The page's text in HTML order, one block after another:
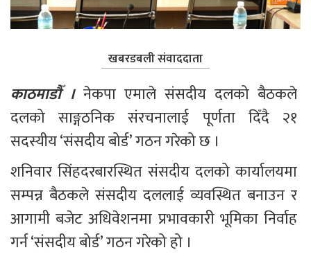
खबरडबली संवाददाता
काठमाडौँ । नेकपा एमाले संसदीय दलको बैठकले
दलको साङ्गठनिक संरचनालाई पूर्णता दिँदै २१
सदस्यीय ‘संसदीय बोर्ड’ गठन गरेको छ ।
शनिवार सिंहदरबारस्थित संसदीय दलको कार्यालयमा
सम्पन्न बैठकले संसदीय दललाई व्यवस्थित बनाउन र
आगामी बजेट अधिवेशनमा प्रभावकारी भूमिका निर्वाह
गर्न ‘संसदीय बोर्ड’ गठन गरेको हो ।